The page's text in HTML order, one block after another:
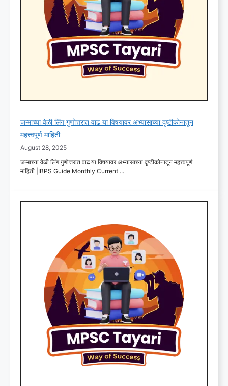
जन्माच्या वेळी लिंग गुणोत्तरात वाढ या विषयावर अभ्यासाच्या दृष्टीकोनातून
महत्त्वपूर्ण माहिती
August 28, 2025
जन्माच्या वेळी लिंग गुणोत्तरात वाढ या विषयावर अभ्यासाच्या दृष्टीकोनातून महत्त्वपूर्ण
माहिती |IBPS Guide Monthly Current ...